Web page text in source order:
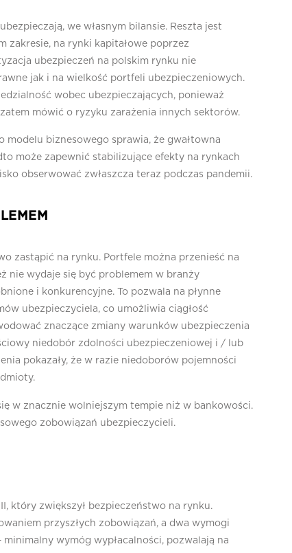
we własnym bilansie. Reszta jest
zakresie, na rynki kapitałowe poprzez
ubezpieczeń na polskim rynku nie
jak i na wielkość portfeli ubezpieczeniowych.
wobec ubezpieczających, ponieważ
mówić o ryzyku zarażenia innych sektorów.
biznesowego sprawia, że gwałtowna
może zapewnić stabilizujące efekty na rynkach
obserwować zwłaszcza teraz podczas pandemii.
zastąpić na rynku. Portfele można przenieść na
nie wydaje się być problemem w branży
i konkurencyjne. To pozwala na płynne
ubezpieczyciela, co umożliwia ciągłość
znaczące zmiany warunków ubezpieczenia
niedobór zdolności ubezpieczeniowej i / lub
pokazały, że w razie niedoborów pojemności
w znacznie wolniejszym tempie niż w bankowości.
zobowiązań ubezpieczycieli.
który zwiększył bezpieczeństwo na rynku.
przyszłych zobowiązań, a dwa wymogi
minimalny wymóg wypłacalności, pozwalają na